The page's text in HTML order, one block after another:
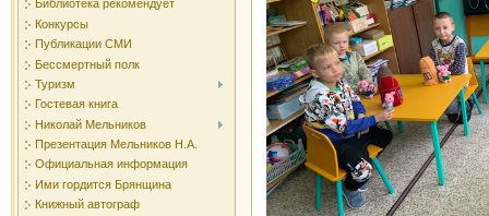
Библиотека рекомендует
Конкурсы
Публикации СМИ
Бессмертный полк
Туризм
Гостевая книга
Николай Мельников
Презентация Мельников Н.А.
Официальная информация
Ими гордится Брянщина
Книжный автограф